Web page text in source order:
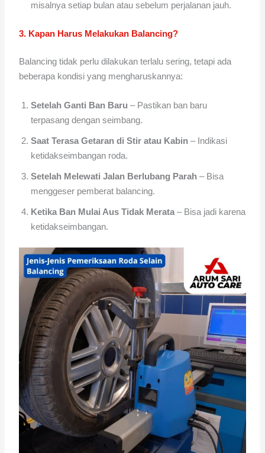
misalnya setiap bulan atau sebelum perjalanan jauh.
3. Kapan Harus Melakukan Balancing?
Balancing tidak perlu dilakukan terlalu sering, tetapi ada
beberapa kondisi yang mengharuskannya:
Setelah Ganti Ban Baru – Pastikan ban baru
terpasang dengan seimbang.
Saat Terasa Getaran di Stir atau Kabin – Indikasi
ketidakseimbangan roda.
Setelah Melewati Jalan Berlubang Parah – Bisa
menggeser pemberat balancing.
Ketika Ban Mulai Aus Tidak Merata – Bisa jadi karena
ketidakseimbangan.